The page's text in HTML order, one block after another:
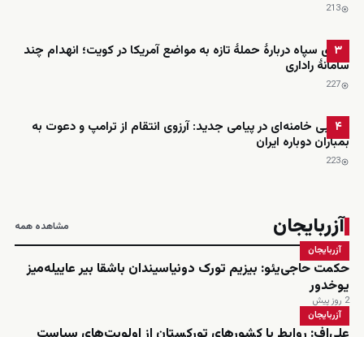
213
۳
ادعای سپاه دربارهٔ حملهٔ تازه به مواضع آمریکا در کویت؛ انهدام چند
سامانهٔ راداری
227
۴
مجتبی خامنه‌ای در پیامی جدید: آرزوی انتقام از ترامپ و دعوت به
بمباران دوباره ایران
223
آزربایجان مشاهده همه
آزربایجان
حکمت حاجی‌یئو: بیزیم تورک دونیاسیندان باشقا بیر عاییله‌میز
یوخدور
2 روز پیش
آزربایجان